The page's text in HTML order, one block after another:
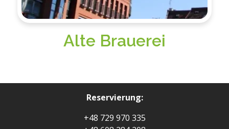
Alte Brauerei
Reservierung:
+48 729 970 335